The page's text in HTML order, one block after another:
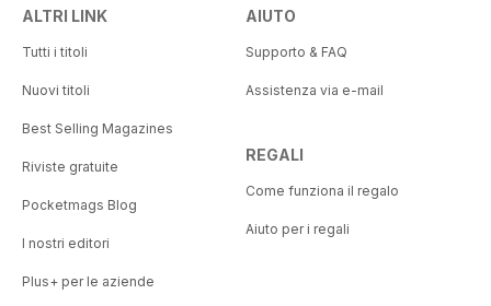
ALTRI LINK
Tutti i titoli
Nuovi titoli
Best Selling Magazines
Riviste gratuite
Pocketmags Blog
I nostri editori
Plus+ per le aziende
AIUTO
Supporto & FAQ
Assistenza via e-mail
REGALI
Come funziona il regalo
Aiuto per i regali